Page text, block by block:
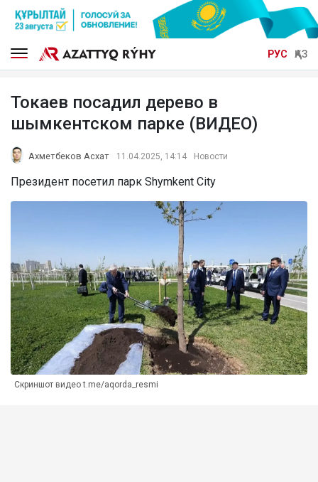
РУС ҚАЗ
Токаев посадил дерево в
шымкентском парке (ВИДЕО)
Ахметбеков Асхат 11.04.2025, 14:14 Новости
Президент посетил парк Shymkent City
Скриншот видео t.me/aqorda_resmi